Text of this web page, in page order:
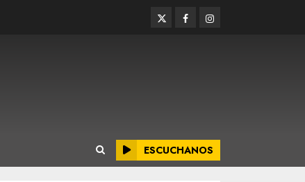
TwitterFacebookInstagram
ESCUCHANOS